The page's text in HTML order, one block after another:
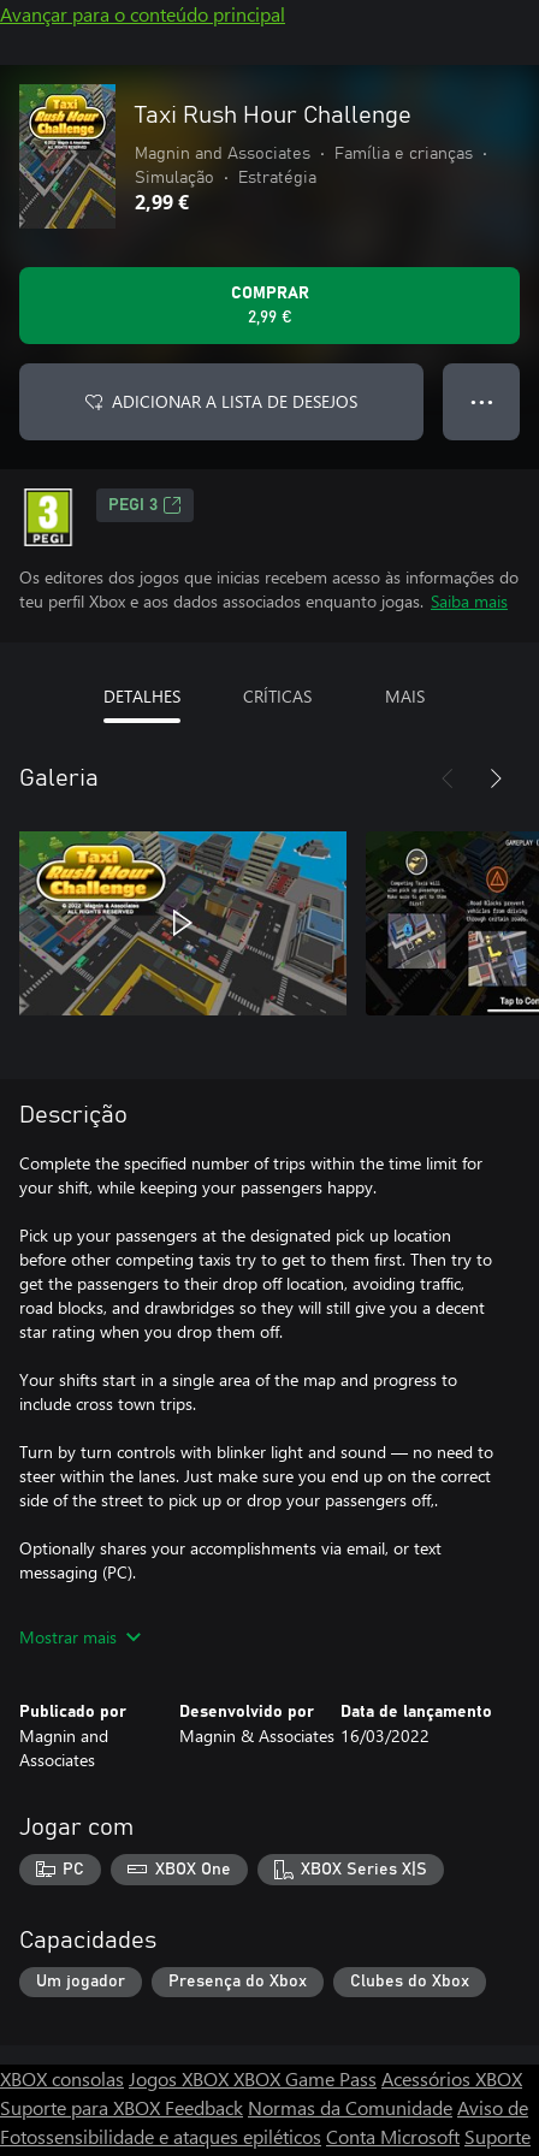
Avançar para o conteúdo principal
Taxi Rush Hour Challenge
Magnin and Associates • Família e crianças
•
Simulação
• Estratégia
2,99 €
COMPRAR
2,99 €
ADICIONAR A LISTA DE DESEJOS ● ● ●
PEGI 3
Os editores dos jogos que inicias recebem acesso às informações do
teu perfil Xbox e aos dados associados enquanto jogas. Saiba mais
DETALHES CRÍTICAS MAIS
Galeria
Descrição
Complete the specified number of trips within the time limit for
your shift, while keeping your passengers happy.
Pick up your passengers at the designated pick up location
before other competing taxis try to get to them first. Then try to
get the passengers to their drop off location, avoiding traffic,
road blocks, and drawbridges so they will still give you a decent
star rating when you drop them off.
Your shifts start in a single area of the map and progress to
include cross town trips.
Turn by turn controls with blinker light and sound — no need to
steer within the lanes. Just make sure you end up on the correct
side of the street to pick up or drop your passengers off,.
Optionally shares your accomplishments via email, or text
messaging (PC).
Mostrar mais
Publicado por
Magnin and
Associates
Desenvolvido por
Magnin & Associates
Data de lançamento
16/03/2022
Jogar com
PC XBOX One XBOX Series X|S
Capacidades
Um jogador Presença do Xbox Clubes do Xbox
XBOX consolas Jogos XBOXXBOX Game Pass Acessórios XBOX
Suporte para XBOX Feedback Normas da ComunidadeAviso de
Fotossensibilidade e ataques epiléticos Conta Microsoft Suporte